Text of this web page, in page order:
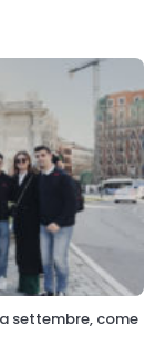
settembre, come